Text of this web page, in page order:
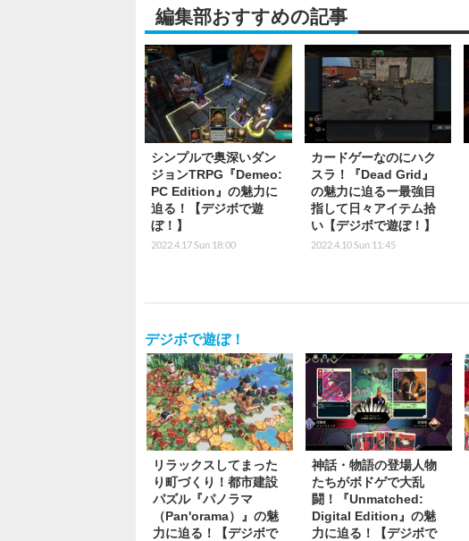
編集部おすすめの記事
シンプルで奥深いダン
ジョンTRPG『Demeo:
PC Edition』の魅力に
迫る！【デジボで遊
ぼ！】
2022.4.17 Sun 18:00
カードゲーなのにハク
スラ！『Dead Grid』
の魅力に迫るー最強目
指して日々アイテム拾
い【デジボで遊ぼ！】
2022.4.10 Sun 11:45
デジボで遊ぼ！
リラックスしてまった
り町づくり！都市建設
パズル『パノラマ
（Pan'orama）』の魅
力に迫る！【デジボで
神話・物語の登場人物
たちがボドゲで大乱
闘！『Unmatched:
Digital Edition』の魅
力に迫る！【デジボで